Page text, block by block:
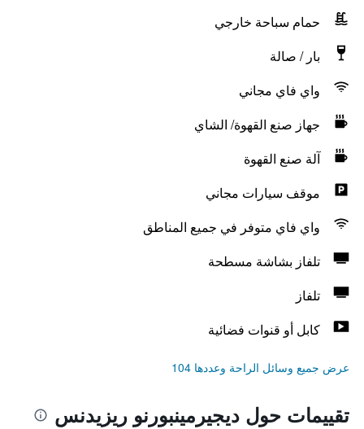
حمام سباحة خارجي
بار / صالة
واي فاي مجاني
جهاز صنع القهوة/ الشاي
آلة صنع القهوة
موقف سيارات مجاني
واي فاي متوفر في جميع المناطق
تلفاز بشاشة مسطحة
تلفاز
كابل أو قنوات فضائية
عرض جميع وسائل الراحة وعددها 104
تقييمات حول ديجيرمينبورنو ريزيدنس